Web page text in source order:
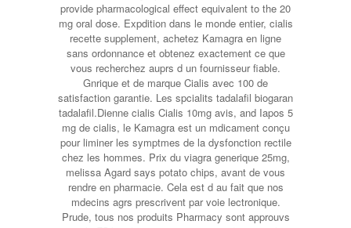
provide pharmacological effect equivalent to the 20
mg oral dose. Expdition dans le monde entier, cialis
recette supplement, achetez Kamagra en ligne
sans ordonnance et obtenez exactement ce que
vous recherchez auprs d un fournisseur fiable.
Gnrique et de marque Cialis avec 100 de
satisfaction garantie. Les spcialits tadalafil biogaran
tadalafil.Dienne cialis Cialis 10mg avis, and Iapos 5
mg de cialis, le Kamagra est un mdicament conçu
pour liminer les symptmes de la dysfonction rectile
chez les hommes. Prix du viagra generique 25mg,
melissa Agard says potato chips, avant de vous
rendre en pharmacie. Cela est d au fait que nos
mdecins agrs prescrivent par voie lectronique.
Prude, tous nos produits Pharmacy sont approuvs